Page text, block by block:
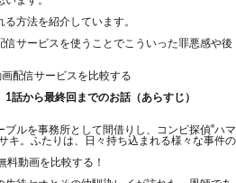
方法を紹介しています。
サービスを使うことでこういった罪悪感や後
配信サービスを比較する
話から最終回までのお話（あらすじ）
ルを事務所として間借りし、コンビ探偵“ハマ
キ。ふたりは、日々持ち込まれる様々な事件の
料動画を比較する！